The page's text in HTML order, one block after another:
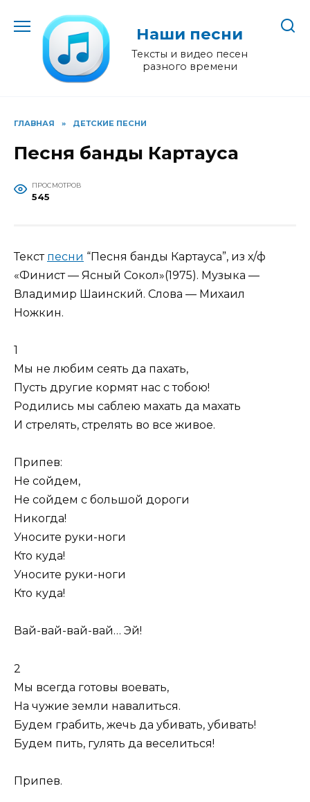
содержанию
Наши песни
Тексты и видео песен
разного времени
ГЛАВНАЯ » ДЕТСКИЕ ПЕСНИ
Песня банды Картауса
ПРОСМОТРОВ
545
Текст песни “Песня банды Картауса”, из х/ф
«Финист — Ясный Сокол»(1975). Музыка —
Владимир Шаинский. Слова — Михаил
Ножкин.
1
Мы не любим сеять да пахать,
Пусть другие кормят нас с тобою!
Родились мы саблею махать да махать
И стрелять, стрелять во все живое.
Припев:
Не сойдем,
Не сойдем с большой дороги
Никогда!
Уносите руки-ноги
Кто куда!
Уносите руки-ноги
Кто куда!
Вай-вай-вай-вай… Эй!
2
Мы всегда готовы воевать,
На чужие земли навалиться.
Будем грабить, жечь да убивать, убивать!
Будем пить, гулять да веселиться!
Припев.